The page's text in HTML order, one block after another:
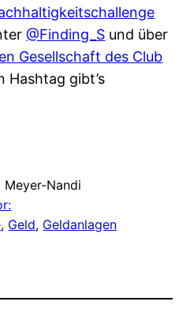
@Finding_S und über
Gesellschaft des Club
Hashtag gibt’s
Meyer-Nandi
, Geld, Geldanlagen